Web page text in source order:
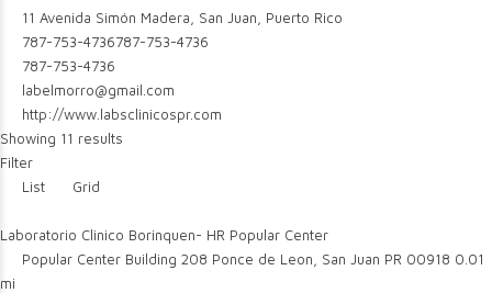
11 Avenida Simón Madera, San Juan, Puerto Rico
787-753-4736787-753-4736
787-753-4736
labelmorro@gmail.com
http://www.labsclinicospr.com
Showing 11 results
Filter
List
Grid
Laboratorio Clinico Borinquen- HR Popular Center
Popular Center Building 208 Ponce de Leon, San Juan PR 00918 0.01
mi